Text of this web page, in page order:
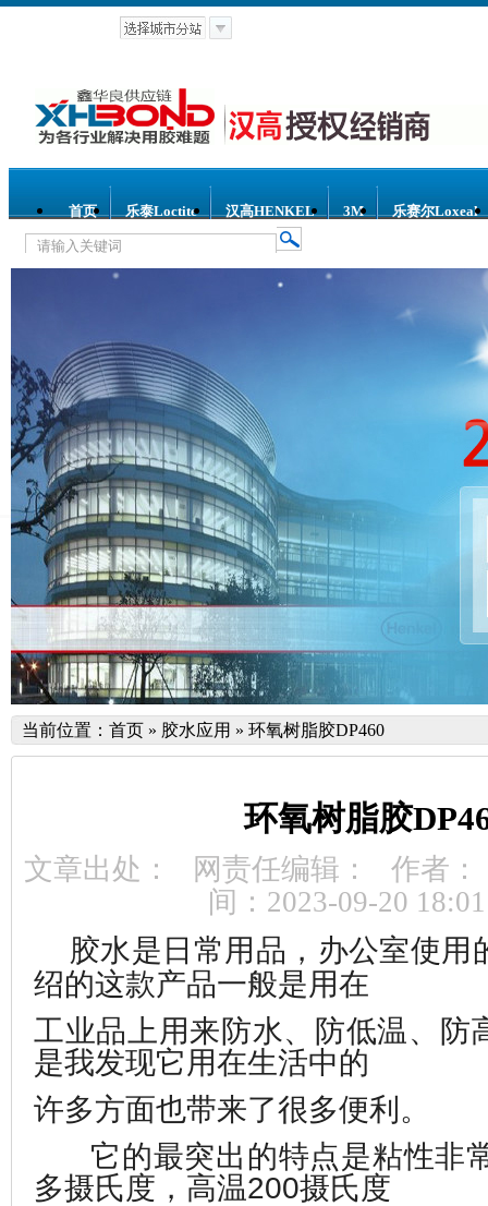
首页 乐泰Loctite 汉高HENKEL 3M 乐赛尔Loxeal
热门关键词： 乐泰胶水 汉高胶水 乐赛尔胶水 3M胶水
当前位置： 首页 » 胶水应用 » 环氧树脂胶DP460
环氧树脂胶
文章出处： 网责任编辑：
作者：
间：2023-09-20
胶水是日常用品，办公室使用
绍的这款产品一般是用在
工业品上 用来防水、防低温、防
是我发现它用在生活中的
许多方面也带来了很多便利。
它的最突出的特点是粘性非
多摄氏度，高温200摄氏度